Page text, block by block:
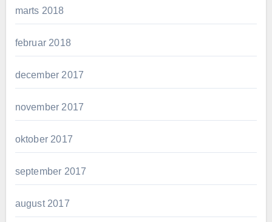
marts 2018
februar 2018
december 2017
november 2017
oktober 2017
september 2017
august 2017